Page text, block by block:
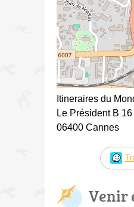
Itineraires du
Le Président B
06400 Cannes
Venir